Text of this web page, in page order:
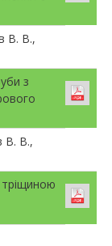
В. В.,
з
В. В.,
тріщиною